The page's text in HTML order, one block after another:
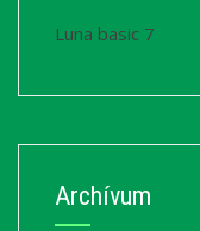
Luna basic 7
Archívum